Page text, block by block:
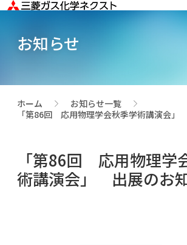
お知らせ
ホーム お知らせ一覧
「第86回 応用物理学会秋季学術講演会」
「第86回 応用物理学
術講演会」 出展のお